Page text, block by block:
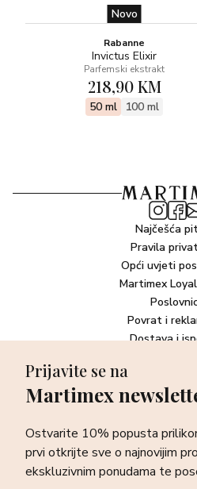
Novo
Rabanne
Invictus Elixir
Parfemski ekstrakt
218,90 KM
50 ml 100 ml
Najčešća
Pravila
Opći uvjeti
Martimex
Povrat i
Dostava i
Newsletter
sve o najnovijim proizvodima,
ponudama te posebnim
Prijavite se na
Martimex
Ostvarite 10% popusta
prvi otkrijte sve o najnovijim
ekskluzivnim ponudama te